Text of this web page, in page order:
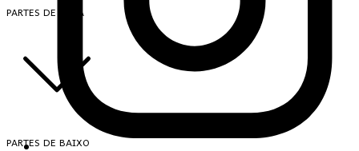
PARTES DE CIMA
PARTES DE BAIXO